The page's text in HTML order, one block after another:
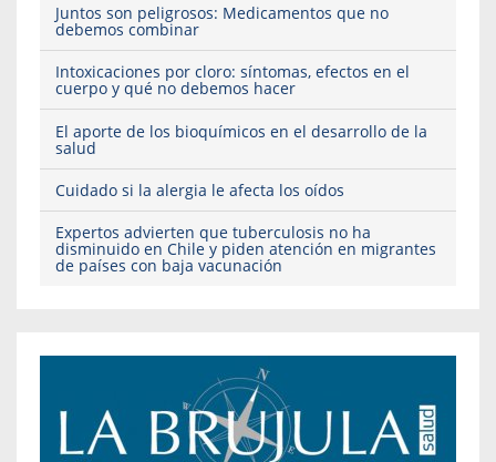
Juntos son peligrosos: Medicamentos que no
debemos combinar
Intoxicaciones por cloro: síntomas, efectos en el
cuerpo y qué no debemos hacer
El aporte de los bioquímicos en el desarrollo de la
salud
Cuidado si la alergia le afecta los oídos
Expertos advierten que tuberculosis no ha
disminuido en Chile y piden atención en migrantes
de países con baja vacunación